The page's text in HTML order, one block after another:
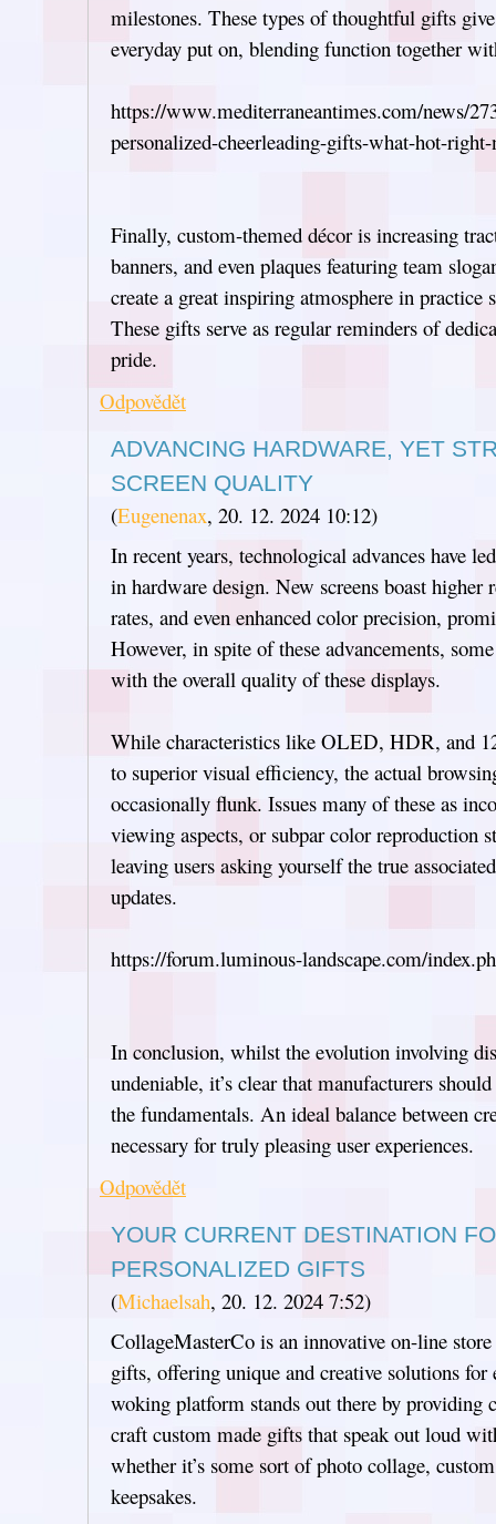
milestones. These types of thoughtful gifts
everyday put on, blending function together
https://www.mediterraneantimes.com/news/
personalized-cheerleading-gifts-what-hot-
Finally, custom-themed décor is increasing
banners, and even plaques featuring team
create a great inspiring atmosphere in practice
These gifts serve as regular reminders of
pride.
Odpovědět
ADVANCING HARDWARE, YET
SCREEN QUALITY
(Eugenenax, 20. 12. 2024 10:12)
In recent years, technological advances have
in hardware design. New screens boast higher
rates, and even enhanced color precision,
However, in spite of these advancements,
with the overall quality of these displays.
While characteristics like OLED, HDR, and
to superior visual efficiency, the actual
occasionally flunk. Issues many of these as
viewing aspects, or subpar color reproduction
leaving users asking yourself the true
updates.
https://forum.luminous-landscape.com/
In conclusion, whilst the evolution involving
undeniable, it’s clear that manufacturers
the fundamentals. An ideal balance between
necessary for truly pleasing user experiences.
Odpovědět
YOUR CURRENT DESTINATION
PERSONALIZED GIFTS
(Michaelsah, 20. 12. 2024 7:52)
CollageMasterCo is an innovative on-line
gifts, offering unique and creative solutions for
woking platform stands out there by
craft custom made gifts that speak out loud
whether it’s some sort of photo collage,
keepsakes.